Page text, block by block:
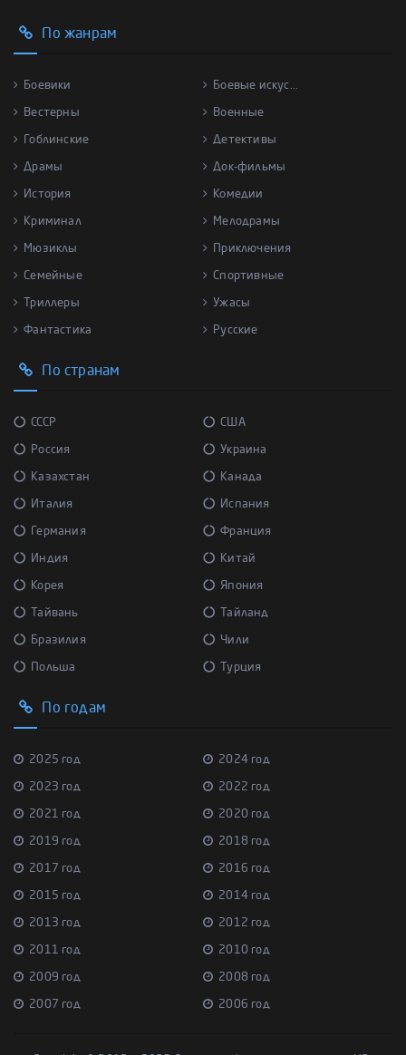
По жанрам
Боевики Боевые искус...
Вестерны Военные
Гоблинские Детективы
Драмы Док-фильмы
История Комедии
Криминал Мелодрамы
Мюзиклы Приключения
Семейные Спортивные
Триллеры Ужасы
Фантастика Русские
По странам
СССР США
Россия Украина
Казахстан Канада
Италия Испания
Германия Франция
Индия Китай
Корея Япония
Тайвань Тайланд
Бразилия Чили
Польша Турция
По годам
2025 год 2024 год
2023 год 2022 год
2021 год 2020 год
2019 год 2018 год
2017 год 2016 год
2015 год 2014 год
2013 год 2012 год
2011 год 2010 год
2009 год 2008 год
2007 год 2006 год